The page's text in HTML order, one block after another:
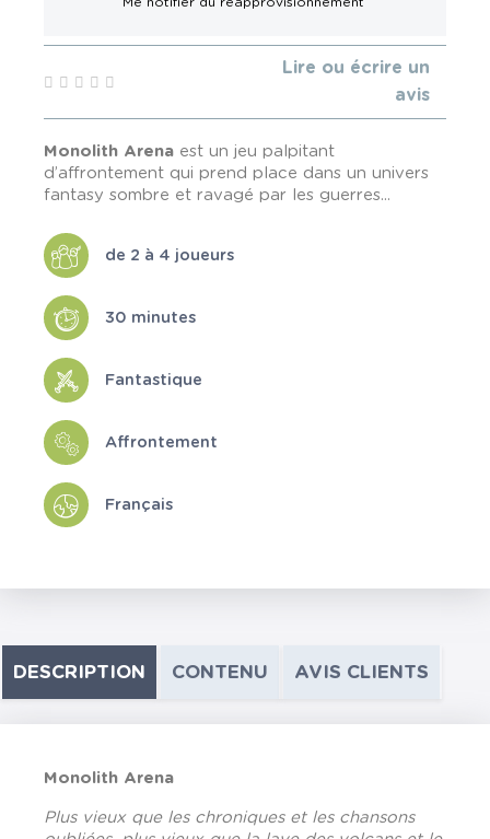
Lire ou écrire un
avis
Monolith Arena est un jeu palpitant
d’affrontement qui prend place dans un univers
fantasy sombre et ravagé par les guerres...
de 2 à 4 joueurs
30 minutes
Fantastique
Affrontement
Français
DESCRIPTION CONTENU AVIS CLIENTS
Monolith Arena
Plus vieux que les chroniques et les chansons